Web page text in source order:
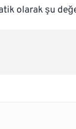
olarak şu